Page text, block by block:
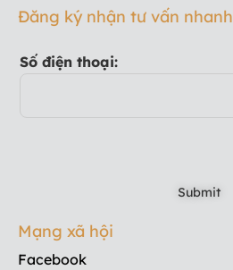
Đăng ký nhận tư vấn nhanh
Số điện thoại:
Mạng xã hội
Facebook